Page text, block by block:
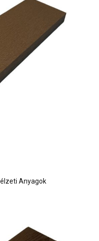
Anyagok